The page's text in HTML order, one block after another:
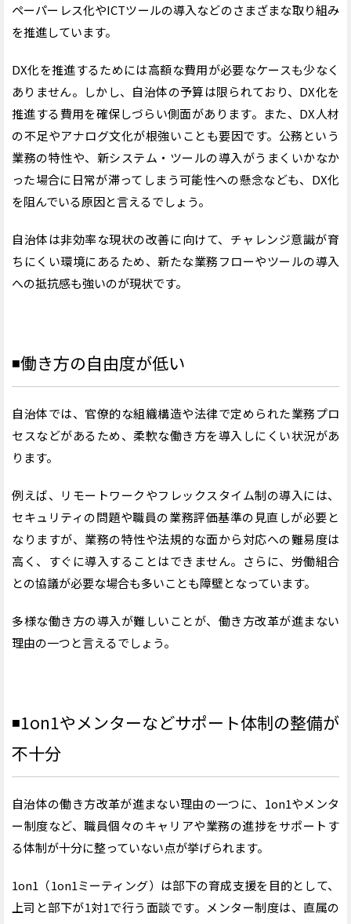
ペーパーレス化やICTツールの導入などのさまざまな取り組み
を推進しています。
DX化を推進するためには高額な費用が必要なケースも少なく
ありません。しかし、自治体の予算は限られており、DX化を
推進する費用を確保しづらい側面があります。また、DX人材
の不足やアナログ文化が根強いことも要因です。 公務という
業務の特性や、新システム・ツールの導入がうまくいかなか
った場合に日常が滞ってしまう可能性への懸念なども、DX化
を阻んでいる原因と言えるでしょう。
自治体は非効率な現状の改善に向けて、チャレンジ意識が育
ちにくい環境にあるため、新たな業務フローやツールの導入
への抵抗感も強いのが現状です。
◾️働き方の自由度が低い
自治体では、官僚的な組織構造や法律で定められた業務プロ
セスなどがあるため、柔軟な働き方を導入しにくい状況があ
ります。
例えば、リモートワークやフレックスタイム制の導入には、
セキュリティの問題や職員の業務評価基準の見直しが必要と
なりますが、業務の特性や法規的な面から対応への難易度は
高く、すぐに導入することはできません。 さらに、労働組合
との協議が必要な場合も多いことも障壁となっています。
多様な働き方の導入が難しいことが、働き方改革が進まない
理由の一つと言えるでしょう。
◾️1on1やメンターなどサポート体制の整備が
不十分
自治体の働き方改革が進まない理由の一つに、1on1やメンタ
ー制度など、職員個々のキャリアや業務の進捗をサポートす
る体制が十分に整っていない点が挙げられます。
1on1（1on1ミーティング）は部下の育成支援を目的として、
上司と部下が1対1で行う面談です。メンター制度は、直属の